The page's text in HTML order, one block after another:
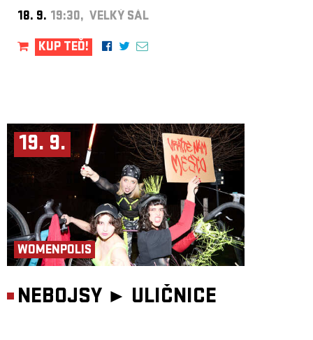
18. 9. 19:30, VELKÝ SÁL
KUP TEĎ!
19. 9.
WOMENPOLIS
NEBOJSY ► ULIČNICE